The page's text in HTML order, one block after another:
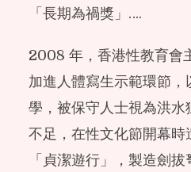
「長期為禍獎」….
2008 年，香港性教育會
加進人體寫生示範環節，
學，被保守人士視為洪水
不足，在性文化節開幕時
「貞潔遊行」，製造劍